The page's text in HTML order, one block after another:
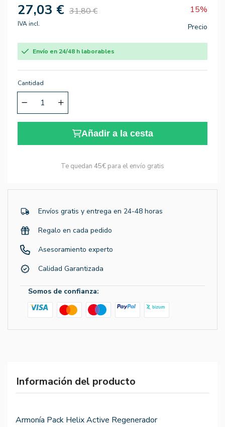
27,03 € 31,80 € 15%
IVA incl. Precio
Envío en 24/48 h laborables
Cantidad
Añadir a la cesta
Te quedan 45€ para el envío gratis
Envíos gratis y entrega en 24-48 horas
Regalo en cada pedido
Asesoramiento experto
Calidad Garantizada
Somos de confianza:
Información del producto
Armonía Pack Helix Active Regenerador